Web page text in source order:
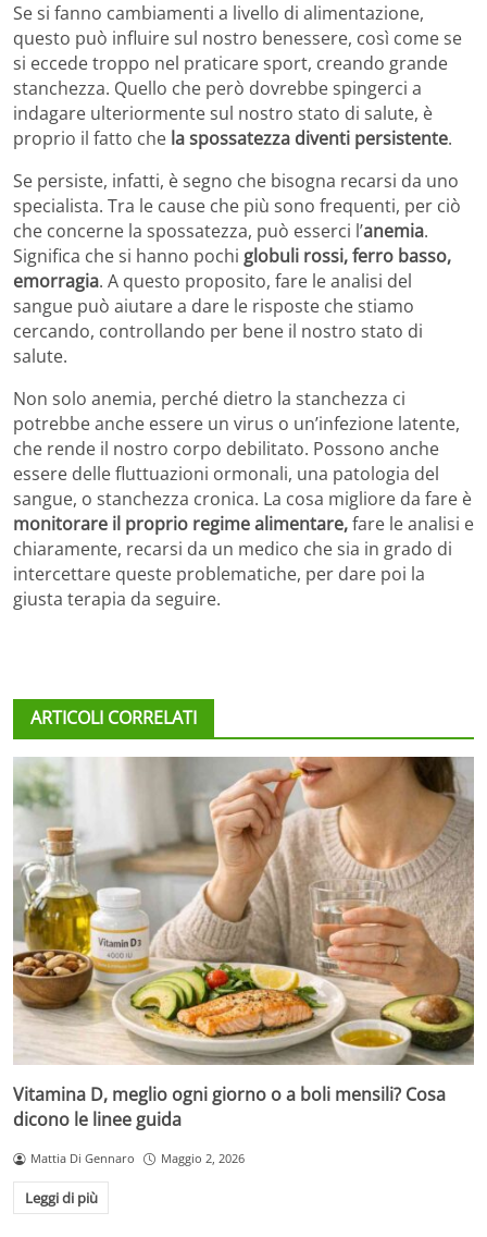
Se si fanno cambiamenti a livello di alimentazione,
questo può influire sul nostro benessere, così come se
si eccede troppo nel praticare sport, creando grande
stanchezza. Quello che però dovrebbe spingerci a
indagare ulteriormente sul nostro stato di salute, è
proprio il fatto che la spossatezza diventi persistente.
Se persiste, infatti, è segno che bisogna recarsi da uno
specialista. Tra le cause che più sono frequenti, per ciò
che concerne la spossatezza, può esserci l’anemia.
Significa che si hanno pochi globuli rossi, ferro basso,
emorragia. A questo proposito, fare le analisi del
sangue può aiutare a dare le risposte che stiamo
cercando, controllando per bene il nostro stato di
salute.
Non solo anemia, perché dietro la stanchezza ci
potrebbe anche essere un virus o un’infezione latente,
che rende il nostro corpo debilitato. Possono anche
essere delle fluttuazioni ormonali, una patologia del
sangue, o stanchezza cronica. La cosa migliore da fare è
monitorare il proprio regime alimentare,fare le analisi e
chiaramente, recarsi da un medico che sia in grado di
intercettare queste problematiche, per dare poi la
giusta terapia da seguire.
ARTICOLI CORRELATI
Vitamina D, meglio ogni giorno o a boli mensili? Cosa
dicono le linee guida
Mattia Di Gennaro Maggio 2, 2026
Leggi di più